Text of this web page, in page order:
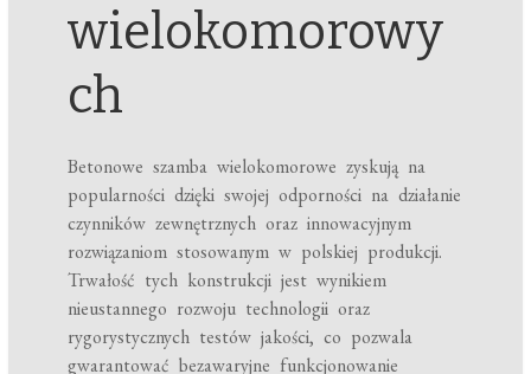
wielokomorowy
ch
Betonowe szamba wielokomorowe zyskują na
popularności dzięki swojej odporności na działanie
czynników zewnętrznych oraz innowacyjnym
rozwiązaniom stosowanym w polskiej produkcji.
Trwałość tych konstrukcji jest wynikiem
nieustannego rozwoju technologii oraz
rygorystycznych testów jakości, co pozwala
gwarantować bezawaryjne funkcjonowanie